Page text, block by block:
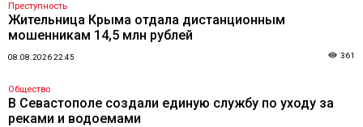
Преступность
Жительница Крыма отдала дистанционным
мошенникам 14,5 млн рублей
08.08.2026 22:45 361
Общество
В Севастополе создали единую службу по уходу за
реками и водоемами